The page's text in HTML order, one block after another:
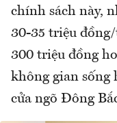
chính sách này,
30-35 triệu
300 triệu đồng
không gian sống
cửa ngõ Đông